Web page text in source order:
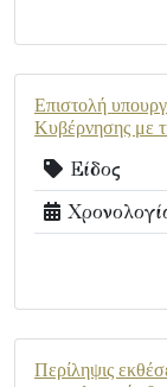
Επιστολή
Κυβέρνησης με
Είδος
Περίληψις